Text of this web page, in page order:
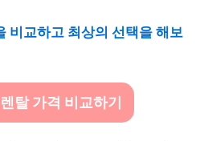
비교하고 최상의 선택을 해보
탈 가격 비교하기